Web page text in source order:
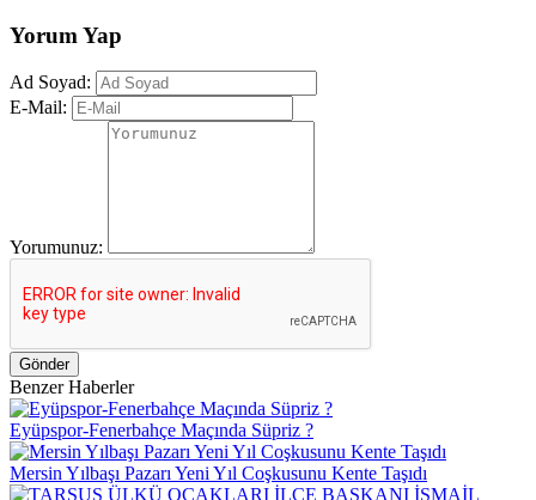
Yorum Yap
Ad Soyad:
E-Mail:
Yorumunuz:
Gönder
Benzer Haberler
Eyüpspor-Fenerbahçe Maçında Süpriz ?
Mersin Yılbaşı Pazarı Yeni Yıl Coşkusunu Kente Taşıdı